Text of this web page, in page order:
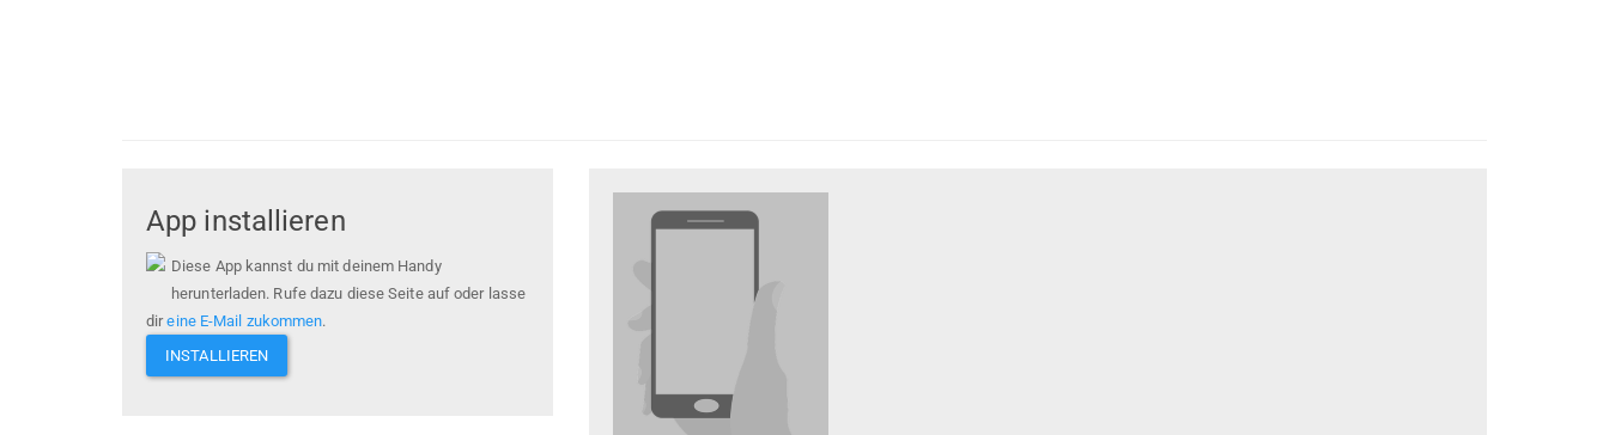
App installieren
Diese App kannst du mit deinem Handy
herunterladen. Rufe dazu diese Seite auf oder lasse
direine E-Mail zukommen.
INSTALLIEREN